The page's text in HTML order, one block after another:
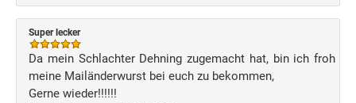
Super lecker
Da mein Schlachter Dehning zugemacht hat, bin ich froh
meine Mailänderwurst bei euch zu bekommen,
Gerne wieder!!!!!!